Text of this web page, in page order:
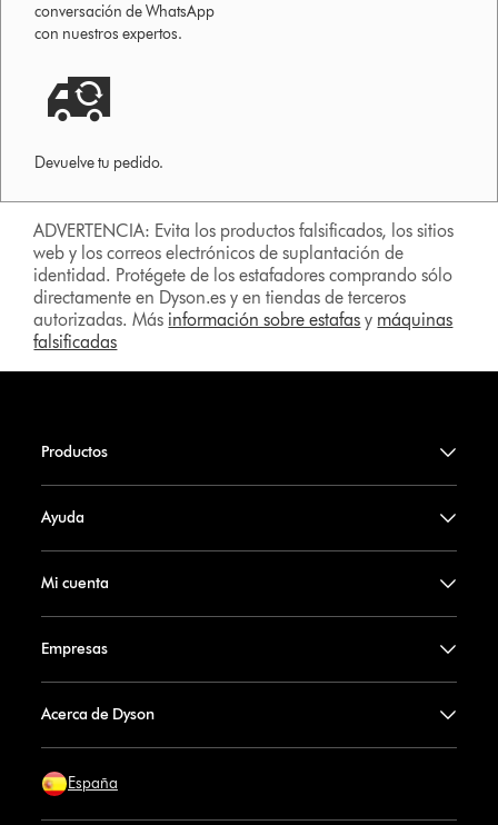
conversación de WhatsApp
con nuestros expertos.
Devuelve tu pedido.
ADVERTENCIA: Evita los productos falsificados, los sitios
web y los correos electrónicos de suplantación de
identidad. Protégete de los estafadores comprando sólo
directamente en Dyson.es y en tiendas de terceros
autorizadas. Más información sobre estafas y máquinas
falsificadas
Productos
Ayuda
Mi cuenta
Empresas
Acerca de Dyson
España